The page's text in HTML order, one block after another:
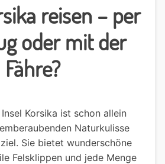
reisen – per
oder mit der
Fähre?
Korsika ist schon allein
Naturkulisse
Sie bietet wunderschöne
Felsklippen und jede Menge